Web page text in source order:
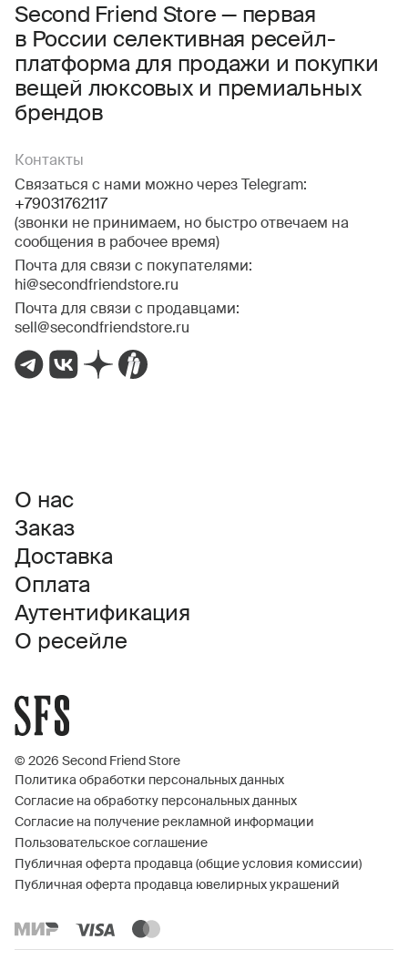
Second Friend Store — первая
в России селективная ресейл-
платформа для продажи и покупки
вещей люксовых и премиальных
брендов
Контакты
Связаться с нами можно через Telegram:
+79031762117
(звонки не принимаем, но быстро отвечаем на
сообщения в рабочее время)
Почта для связи с покупателями:
hi@secondfriendstore.ru
Почта для связи с продавцами:
sell@secondfriendstore.ru
Соглашаюсь с условиями Пользовательского соглашения
Даю согласие на получение рекламной информации.
О нас
Заказ
Доставка
Оплата
Аутентификация
О ресейле
© 2026 Second Friend Store
Политика обработки персональных данных
Согласие на обработку персональных данных
Согласие на получение рекламной информации
Пользовательское соглашение
Публичная оферта продавца (общие условия комиссии)
Публичная оферта продавца ювелирных украшений